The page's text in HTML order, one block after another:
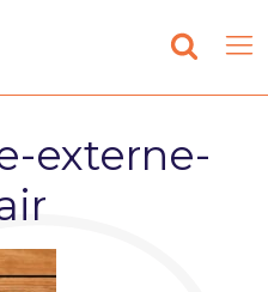
externe-